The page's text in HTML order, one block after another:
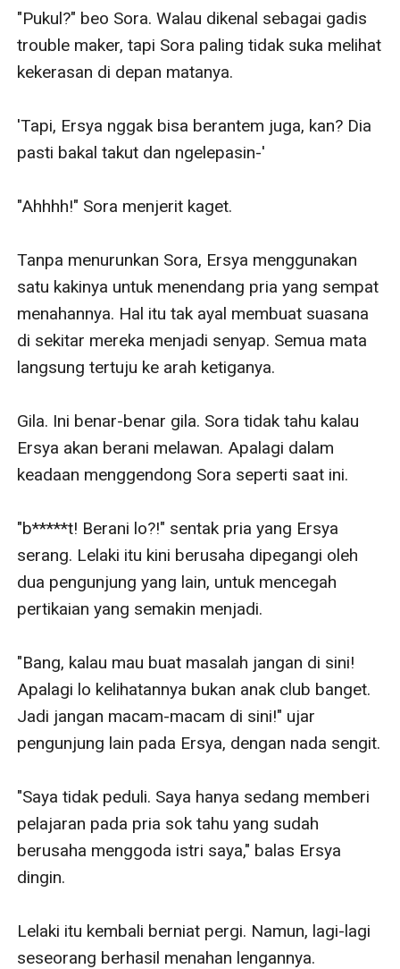
"Pukul?" beo Sora. Walau dikenal sebagai gadis
trouble maker, tapi Sora paling tidak suka melihat
kekerasan di depan matanya.
'Tapi, Ersya nggak bisa berantem juga, kan? Dia
pasti bakal takut dan ngelepasin-'
"Ahhhh!" Sora menjerit kaget.
Tanpa menurunkan Sora, Ersya menggunakan
satu kakinya untuk menendang pria yang sempat
menahannya. Hal itu tak ayal membuat suasana
di sekitar mereka menjadi senyap. Semua mata
langsung tertuju ke arah ketiganya.
Gila. Ini benar-benar gila. Sora tidak tahu kalau
Ersya akan berani melawan. Apalagi dalam
keadaan menggendong Sora seperti saat ini.
"b*****t! Berani lo?!" sentak pria yang Ersya
serang. Lelaki itu kini berusaha dipegangi oleh
dua pengunjung yang lain, untuk mencegah
pertikaian yang semakin menjadi.
"Bang, kalau mau buat masalah jangan di sini!
Apalagi lo kelihatannya bukan anak club banget.
Jadi jangan macam-macam di sini!" ujar
pengunjung lain pada Ersya, dengan nada sengit.
"Saya tidak peduli. Saya hanya sedang memberi
pelajaran pada pria sok tahu yang sudah
berusaha menggoda istri saya," balas Ersya
dingin.
Lelaki itu kembali berniat pergi. Namun, lagi-lagi
seseorang berhasil menahan lengannya.